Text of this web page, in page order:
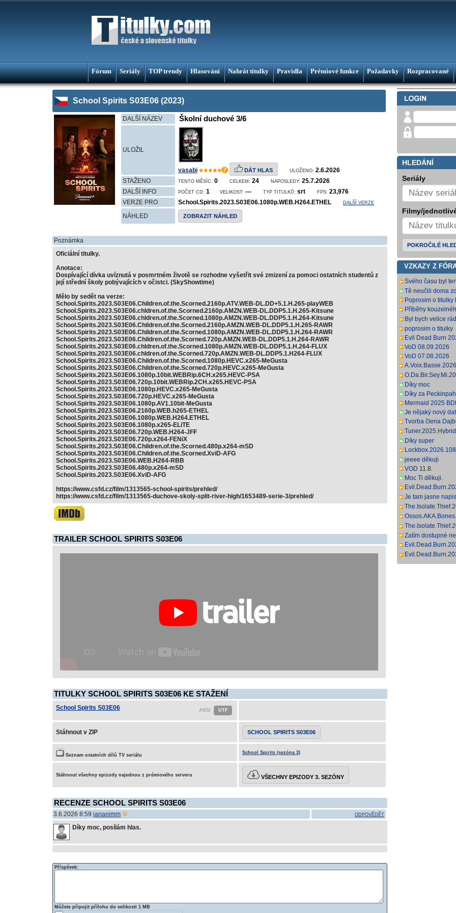
Fórum Seriály TOP trendy Hlasování Nahrát titulky Pravidla Prémiové funkce Požadavky Rozpracované
School Spirits S03E06 (2023)
DALŠÍ NÁZEV Školní duchové 3/6
ULOŽIL
vasabi 7 DÁT HLAS ULOŽENO: 2.6.2026
STAŽENO
TENTO MĚSÍC: 0 CELKEM: 24 NAPOSLEDY: 25.7.2026
DALŠÍ INFO
POČET CD: 1 VELIKOST: --- TYP TITULKŮ: srt FPS: 23,976
VERZE PRO
School.Spirits.2023.S03E06.1080p.WEB.H264.ETHEL DALŠÍ VERZE
NÁHLED ZOBRAZIT NÁHLED
Poznámka
Oficiální titulky.
Anotace:
Dospívající dívka uvíznutá v posmrtném životě se rozhodne vyšetřit své zmizení za pomoci ostatních studentů z
její střední školy pobývajících v očistci. (SkyShowtime)
Mělo by sedět na verze:
School.Spirits.2023.S03E06.Children.of.the.Scorned.2160p.ATV.WEB-DL.DD+5.1.H.265-playWEB
School.Spirits.2023.S03E06.chldren.of.the.Scorned.2160p.AMZN.WEB-DL.DDP5.1.H.265-Kitsune
School.Spirits.2023.S03E06.chldren.of.the.Scorned.1080p.AMZN.WEB-DL.DDP5.1.H.264-Kitsune
School.Spirits.2023.S03E06.Children.of.the.Scorned.2160p.AMZN.WEB-DL.DDP5.1.H.265-RAWR
School.Spirits.2023.S03E06.Children.of.the.Scorned.1080p.AMZN.WEB-DL.DDP5.1.H.264-RAWR
School.Spirits.2023.S03E06.Children.of.the.Scorned.720p.AMZN.WEB-DL.DDP5.1.H.264-RAWR
School.Spirits.2023.S03E06.chldren.of.the.Scorned.1080p.AMZN.WEB-DL.DDP5.1.H.264-FLUX
School.Spirits.2023.S03E06.chldren.of.the.Scorned.720p.AMZN.WEB-DL.DDP5.1.H264-FLUX
School.Spirits.2023.S03E06.Children.of.the.Scorned.1080p.HEVC.x265-MeGusta
School.Spirits.2023.S03E06.Children.of.the.Scorned.720p.HEVC.x265-MeGusta
School.Spirits.2023.S03E06.1080p.10bit.WEBRip.6CH.x265.HEVC-PSA
School.Spirits.2023.S03E06.720p.10bit.WEBRip.2CH.x265.HEVC-PSA
School.Spirits.2023.S03E06.1080p.HEVC.x265-MeGusta
School.Spirits.2023.S03E06.720p.HEVC.x265-MeGusta
School.Spirits.2023.S03E06.1080p.AV1.10bit-MeGusta
School.Spirits.2023.S03E06.2160p.WEB.h265-ETHEL
School.Spirits.2023.S03E06.1080p.WEB.H264.ETHEL
School.Spirits.2023.S03E06.1080p.x265-ELiTE
School.Spirits.2023.S03E06.720p.WEB.H264-JFF
School.Spirits.2023.S03E06.720p.x264-FENiX
School.Spirits.2023.S03E06.Children.of.the.Scorned.480p.x264-mSD
School.Spirits.2023.S03E06.Children.of.the.Scorned.XviD-AFG
School.Spirits.2023.S03E06.WEB.H264-RBB
School.Spirits.2023.S03E06.480p.x264-mSD
School.Spirits.2023.S03E06.XviD-AFG
https://www.csfd.cz/film/1313565-school-spirits/prehled/
https://www.csfd.cz/film/1313565-duchove-skoly-split-river-high/1653489-serie-3/prehled/
TRAILER SCHOOL SPIRITS S03E06
TITULKY SCHOOL SPIRITS S03E06 KE STAŽENÍ
School Spirits S03E06
Stáhnout v ZIP SCHOOL SPIRITS S03E06
Seznam ostatních dílů TV seriálu School Spirits (sezóna 3)
Stáhnout všechny epizody najednou z prémiového serveru VŠECHNY EPIZODY 3. SEZÓNY
RECENZE SCHOOL SPIRITS S03E06
3.6.2026 8:59 jananimm ODPOVĚDĚT
Díky moc, posílám hlas.
Příspěvek:
Můžete připojit přílohu do velikosti 1 MB
HLEDÁNÍ
Seriály
Filmy/
POKROČILÉ
VZKAZY Z
Svého času byl
populární, no je
Tě neučili doma
Poprosim o titulky
Příběhy
Movies) jen
Byl bych velice
Děkuji předem
poprosim o titulky
Evil Dead Burn
VoD 08.09.2026
VoD 07.08.2026
anglickej
anglických titulkov.
Díky moc
Díky za
Mermaid 2025
Je nějaký nový
Tvorba člena
k Pressure).
ZoroSenpai [12,7
Díky super
DL.DD+5.1.H.264-
jeeee děkuji
VOD 11.8.
Moc Ti děkuji.
[YTS.GG -
Je tam jasne
popohnalo. A
SbR [13,65 GB]
Zatím dostupné